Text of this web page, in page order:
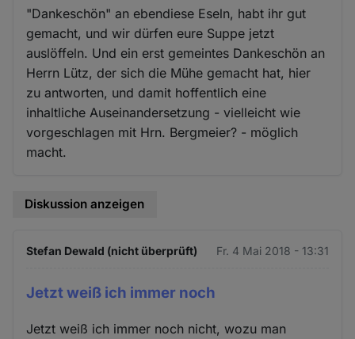
"Dankeschön" an ebendiese Eseln, habt ihr gut
gemacht, und wir dürfen eure Suppe jetzt
auslöffeln. Und ein erst gemeintes Dankeschön an
Herrn Lütz, der sich die Mühe gemacht hat, hier
zu antworten, und damit hoffentlich eine
inhaltliche Auseinandersetzung - vielleicht wie
vorgeschlagen mit Hrn. Bergmeier? - möglich
macht.
Diskussion anzeigen
Stefan Dewald (nicht überprüft) Fr. 4 Mai 2018 - 13:31
Jetzt weiß ich immer noch
Jetzt weiß ich immer noch nicht, wozu man